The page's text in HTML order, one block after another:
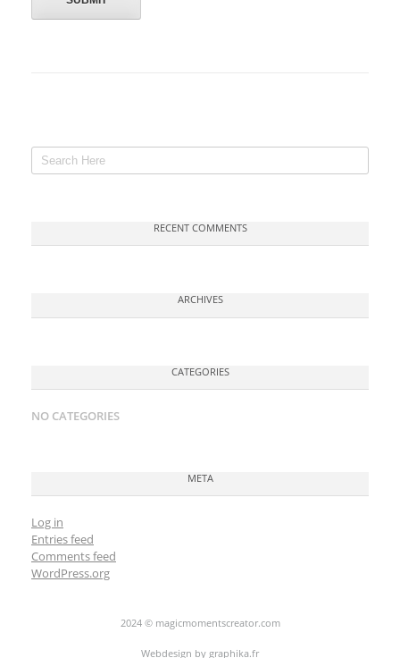
RECENT COMMENTS
ARCHIVES
CATEGORIES
NO CATEGORIES
META
Log in
Entries feed
Comments feed
WordPress.org
2024 © magicmomentscreator.com
Webdesign by graphika.fr